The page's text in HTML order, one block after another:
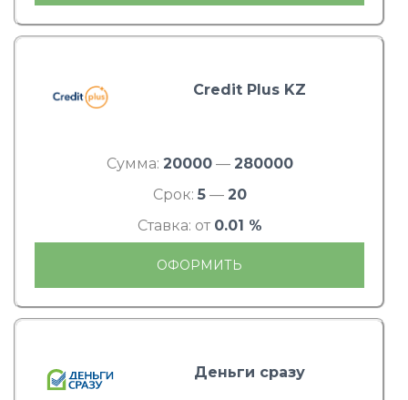
Credit Plus KZ
Сумма: 20000— 280000
Срок: 5— 20
Ставка: от 0.01 %
ОФОРМИТЬ
Деньги сразу